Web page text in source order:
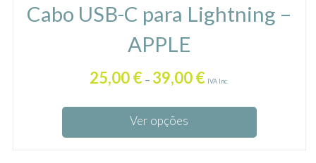
Cabo USB-C para Lightning –
APPLE
25,00€ – 39,00€ IVA Inc.
Ver opções